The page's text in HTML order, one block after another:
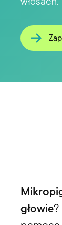
włosach.
głowie?